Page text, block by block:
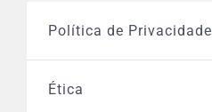
Política de Privacidade
Ética